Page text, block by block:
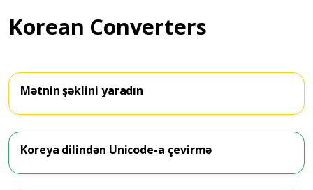
Korean Converters
Mətnin şəklini yaradın
Koreya dilindən Unicode-a çevirmə